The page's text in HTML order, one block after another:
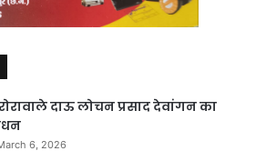
दाऊ लोचन प्रसाद देवांगन का
6, 2026